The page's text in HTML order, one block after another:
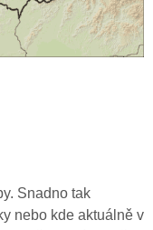
Snadno tak
nebo kde aktuálně v